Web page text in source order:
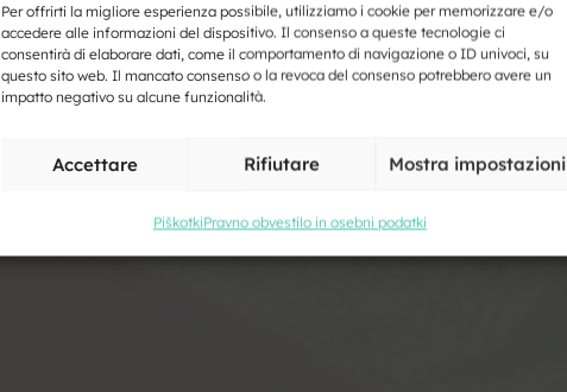
Per offrirti la migliore esperienza possibile, utilizziamo i cookie per memorizzare e/o
accedere alle informazioni del dispositivo. Il consenso a queste tecnologie ci
consentirà di elaborare dati, come il comportamento di navigazione o ID univoci, su
questo sito web. Il mancato consenso o la revoca del consenso potrebbero avere un
impatto negativo su alcune funzionalità.
Accettare Rifiutare Mostra impostazioni
PiškotkiPravno obvestilo in osebni podatki